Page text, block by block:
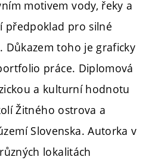
motivem vody, řeky a
předpoklad pro silné
Důkazem toho je graficky
práce. Diplomová
a kulturní hodnotu
Žitného ostrova a
Slovenska. Autorka v
lokalitách